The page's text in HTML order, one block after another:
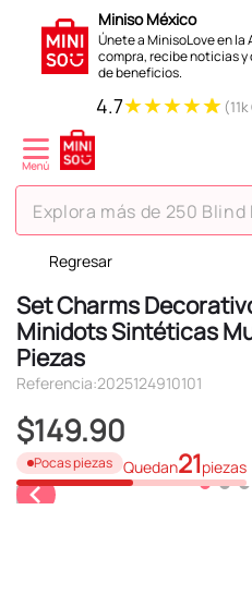
Miniso México
Únete a MinisoLove en la
compra, recibe noticias y
de beneficios.
4.7★★★★★
Explora más de 250 Blind Box
Regresar
Set Charms
Minidots Sintéticas
Piezas
Referencia:2025124910101
$149.90
Pocas piezas Quedan21piezas
TÉRMINOS MÁS BUSCADOS
1.
hello kitty
2.
spiderman
3.
peluche
4.
osito cariñosito
5.
blind box
6.